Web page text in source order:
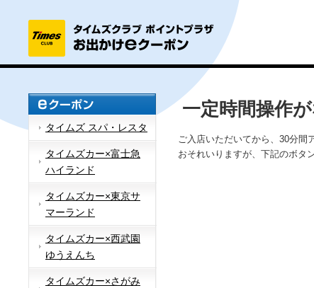
タイムズ スパ・レスタ
タイムズカー×富士急
ハイランド
タイムズカー×東京サ
マーランド
タイムズカー×西武園
ゆうえんち
タイムズカー×さがみ
一定時間操作
ご入店いただいてから、30分間
おそれいりますが、下記のボタ